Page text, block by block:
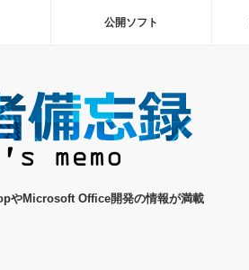
公開ソフト
やMicrosoft Office開発の情報が満載